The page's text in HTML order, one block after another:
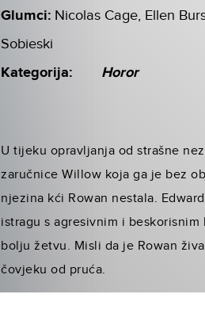
Glumci: Nicolas Cage, Ellen
Sobieski
Kategorija: Horor
U tijeku opravljanja od strašne
zaručnice Willow koja ga je bez
njezina kći Rowan nestala.
istragu s agresivnim i
bolju žetvu. Misli da je Rowan
čovjeku od pruća.